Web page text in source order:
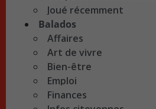
Joué récemment
Balados
Affaires
Art de vivre
Bien-être
Emploi
Finances